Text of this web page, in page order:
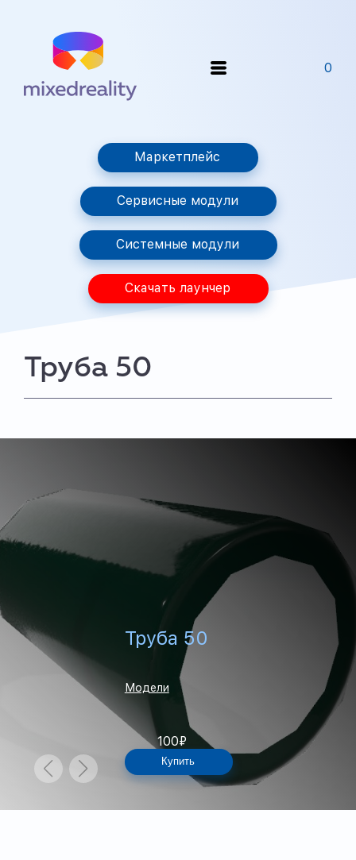
0
Маркетплейс
Сервисные модули
Системные модули
Скачать лаунчер
Труба 50
Труба 50
Модели
100₽
Купить